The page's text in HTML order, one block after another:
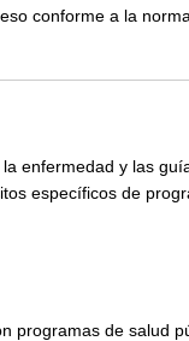
conforme a la
enfermedad y las
específicos de
programas de salud